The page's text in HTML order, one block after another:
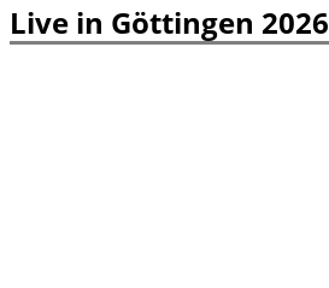
Live in Göttingen 2026